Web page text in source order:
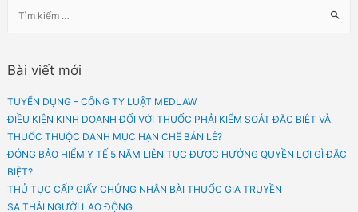
tiếp bán lẻ và tư vấn cho người mua phải là người chịu trách nhiệm chuyên
g) Trường hợp cơ sở bán lẻ có kinh doanh thêm các mặt hàng khác
vực riêng và không gây ảnh hưởng đến dược liệu, thuốc dược liệu,
truyền.
Nội dung tư vấn của chúng tôi dựa trên thông tin của Khách hàng cung cấp,
giá trị tham khảo và được căn cứ vào các quy định pháp luật còn hiệu lực tại
điểm tư vấn.